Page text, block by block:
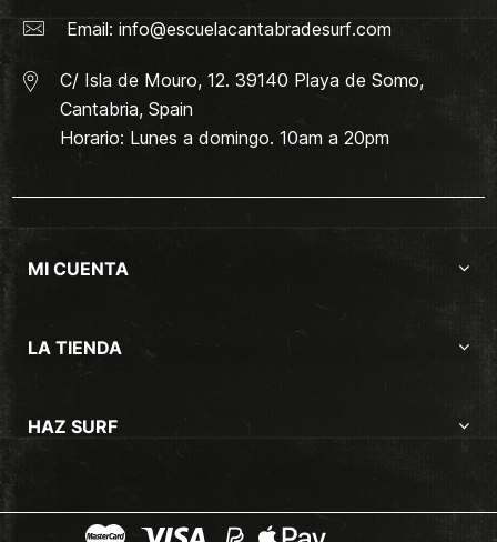
Email: info@escuelacantabradesurf.com
C/ Isla de Mouro, 12. 39140 Playa de Somo,
Cantabria, Spain
Horario: Lunes a domingo. 10am a 20pm
MI CUENTA
LA TIENDA
HAZ SURF